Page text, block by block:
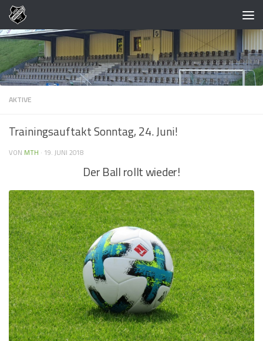
Zum Inhalt springen
AKTIVE
Trainingsauftakt Sonntag, 24. Juni!
VON MTH · 19. JUNI 2018
Der Ball rollt wieder!